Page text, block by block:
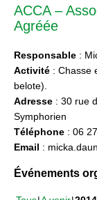
ACCA –
Agréée
Responsable :
Activité : Chasse
belote).
Adresse : 30 rue
Symphorien
Téléphone : 06
Email :
Événements